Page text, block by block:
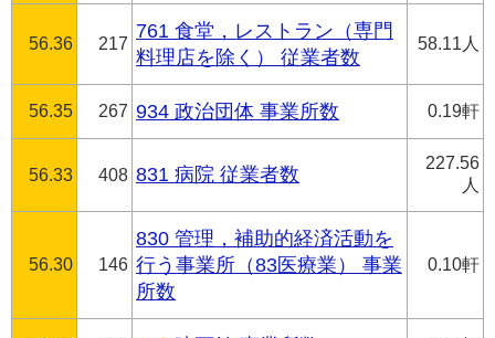
56.36 217
761 食堂，レストラン（専門
料理店を除く） 従業者数
58.11人
56.35 267 934 政治団体 事業所数 0.19軒
56.33 408 831 病院 従業者数
227.56
人
56.30 146
830 管理，補助的経済活動を
行う事業所（83医療業） 事業
所数
0.10軒